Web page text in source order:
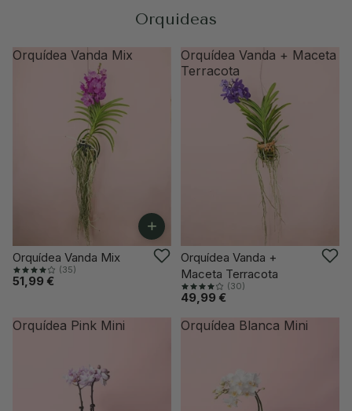
Orquideas
Orquídea Vanda Mix
+
Orquídea Vanda Mix
(35)
51,99 €
Orquídea Vanda + Maceta
Terracota
VUELVE PRONTO
Orquídea Vanda +
Maceta Terracota
(30)
49,99 €
Orquídea Pink Mini Orquídea Blanca Mini